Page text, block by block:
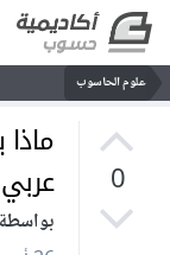
علوم الحاسوب
0
عربي